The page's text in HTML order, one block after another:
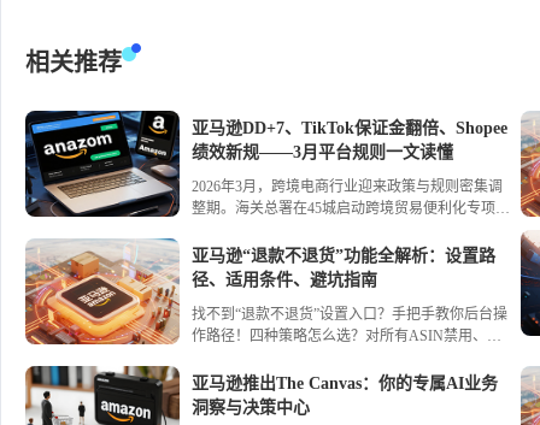
相关推荐
亚马逊DD+7、TikTok保证金翻倍、Shopee
绩效新规——3月平台规则一文读懂
2026年3月，跨境电商行业迎来政策与规则密集调
整期。海关总署在45城启动跨境贸易便利化专项行
级；全国首票“TIR+保税”模式落地，西安开通多式
联运直达中亚新通道。平台方面，亚马逊推行
站保证金翻倍并上线账号健康评分；Shopee新加坡
站商城新绩效规则生效。进口监管转向前置清退，
个，对加拿大油菜籽、日本加拿大卤化丁基橡胶开
征反倾销税。
亚马逊“退款不退货”功能全解析：设置路
径、适用条件、避坑指南
找不到“退款不退货”设置入口？手把手教你后台操
作路径！四种策略怎么选？对所有ASIN禁用、为
配——一文讲透优缺点。附低货值/中价商品开启
建议、部分退款折中方案，让退货成本可控，利润
亚马逊推出The Canvas：你的专属AI业务
洞察与决策中心